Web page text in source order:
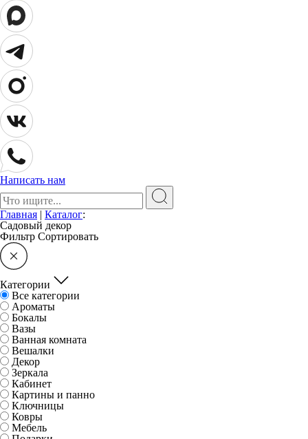
Написать нам
Поиск:
Главная | Каталог:
Садовый декор
Фильтр Сортировать
Категории
Все категории
Ароматы
Бокалы
Вазы
Ванная комната
Вешалки
Декор
Зеркала
Кабинет
Картины и панно
Ключницы
Ковры
Мебель